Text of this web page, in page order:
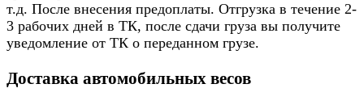
т.д. После внесения предоплаты. Отгрузка в течение 2-
3 рабочих дней в ТК, после сдачи груза вы получите
уведомление от ТК о переданном грузе.
Доставка автомобильных весов